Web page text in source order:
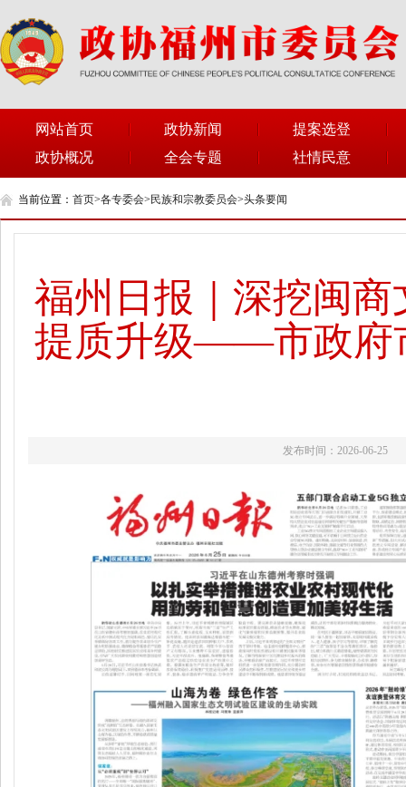
网站首页 政协新闻
提案选登
政协概况
全会专题 社情民意
当前位置： 首页>各专委会> 民族和宗教委员会>头条要闻
福州日报｜深挖闽
提质升级——市政府
发布时间：2026-06-25